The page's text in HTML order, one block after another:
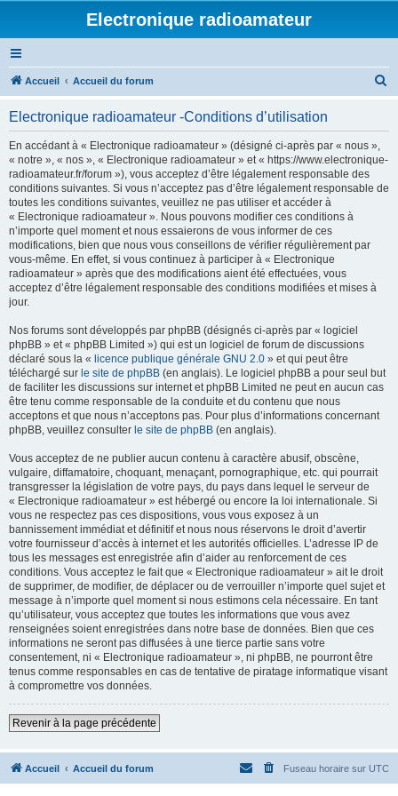
Electronique radioamateur
Accueil Accueil du forum
Electronique radioamateur -Conditions d’utilisation
En accédant à « Electronique radioamateur » (désigné ci-après par « nous »,
« notre », « nos », « Electronique radioamateur » et « https://www.electronique-
radioamateur.fr/forum »), vous acceptez d’être légalement responsable des
conditions suivantes. Si vous n’acceptez pas d’être légalement responsable de
toutes les conditions suivantes, veuillez ne pas utiliser et accéder à
« Electronique radioamateur ». Nous pouvons modifier ces conditions à
n’importe quel moment et nous essaierons de vous informer de ces
modifications, bien que nous vous conseillons de vérifier régulièrement par
vous-même. En effet, si vous continuez à participer à « Electronique
radioamateur » après que des modifications aient été effectuées, vous
acceptez d’être légalement responsable des conditions modifiées et mises à
jour.
Nos forums sont développés par phpBB (désignés ci-après par « logiciel
phpBB » et « phpBB Limited ») qui est un logiciel de forum de discussions
déclaré sous la « licence publique générale GNU 2.0 » et qui peut être
téléchargé sur le site de phpBB (en anglais). Le logiciel phpBB a pour seul but
de faciliter les discussions sur internet et phpBB Limited ne peut en aucun cas
être tenu comme responsable de la conduite et du contenu que nous
acceptons et que nous n’acceptons pas. Pour plus d’informations concernant
phpBB, veuillez consulter le site de phpBB (en anglais).
Vous acceptez de ne publier aucun contenu à caractère abusif, obscène,
vulgaire, diffamatoire, choquant, menaçant, pornographique, etc. qui pourrait
transgresser la législation de votre pays, du pays dans lequel le serveur de
« Electronique radioamateur » est hébergé ou encore la loi internationale. Si
vous ne respectez pas ces dispositions, vous vous exposez à un
bannissement immédiat et définitif et nous nous réservons le droit d’avertir
votre fournisseur d’accès à internet et les autorités officielles. L’adresse IP de
tous les messages est enregistrée afin d’aider au renforcement de ces
conditions. Vous acceptez le fait que « Electronique radioamateur » ait le droit
de supprimer, de modifier, de déplacer ou de verrouiller n’importe quel sujet et
message à n’importe quel moment si nous estimons cela nécessaire. En tant
qu’utilisateur, vous acceptez que toutes les informations que vous avez
renseignées soient enregistrées dans notre base de données. Bien que ces
informations ne seront pas diffusées à une tierce partie sans votre
consentement, ni « Electronique radioamateur », ni phpBB, ne pourront être
tenus comme responsables en cas de tentative de piratage informatique visant
à compromettre vos données.
Revenir à la page précédente
Accueil Accueil du forum Fuseau horaire sur UTC